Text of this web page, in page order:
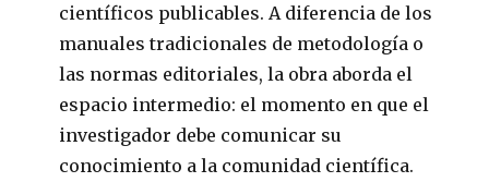
científicos publicables. A diferencia de los
manuales tradicionales de metodología o
las normas editoriales, la obra aborda el
espacio intermedio: el momento en que el
investigador debe comunicar su
conocimiento a la comunidad científica.